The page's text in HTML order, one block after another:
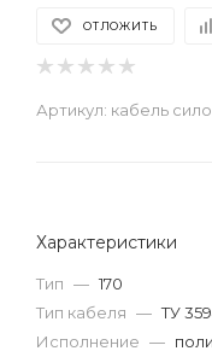
ОТЛОЖИТЬ
Артикул: кабель
Характеристики
Тип — 170
Тип кабеля — ТУ
Исполнение —